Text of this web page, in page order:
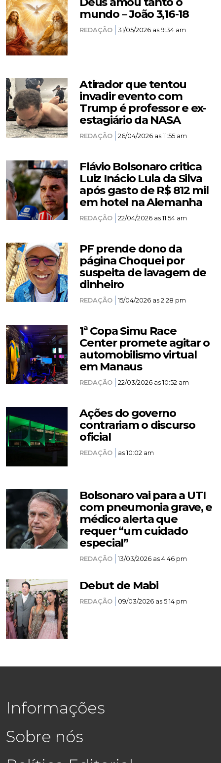
mundo – João 3,16-18
REDAÇÃO 31/05/2026 as 9:34 am
Atirador que tentou
invadir evento com
Trump é professor e ex-
estagiário da NASA
REDAÇÃO 26/04/2026 as 11:55 am
Flávio Bolsonaro critica
Luiz Inácio Lula da Silva
após gasto de R$ 812 mil
em hotel na Alemanha
REDAÇÃO 22/04/2026 as 11:54 am
PF prende dono da
página Choquei por
suspeita de lavagem de
dinheiro
REDAÇÃO 15/04/2026 as 2:28 pm
1ª Copa Simu Race
Center promete agitar o
automobilismo virtual
em Manaus
REDAÇÃO 22/03/2026 as 10:52 am
Ações do governo
contrariam o discurso
oficial
REDAÇÃO as 10:02 am
Bolsonaro vai para a UTI
com pneumonia grave, e
médico alerta que
requer “um cuidado
especial”
REDAÇÃO 13/03/2026 as 4:46 pm
Debut de Mabi
REDAÇÃO 09/03/2026 as 5:14 pm
Informações
Sobre nós